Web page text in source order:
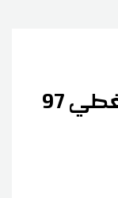
احتياطي النقد الأجنبي يغطي 97